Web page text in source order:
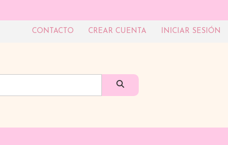
CONTACTO CREAR CUENTA INICIAR SESIÓN